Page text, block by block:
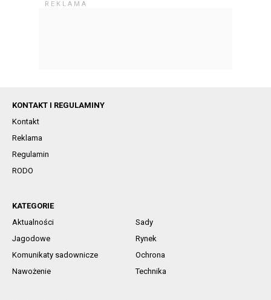
KONTAKT I REGULAMINY
Kontakt
Reklama
Regulamin
RODO
KATEGORIE
Aktualności
Sady
Jagodowe
Rynek
Komunikaty sadownicze
Ochrona
Nawożenie
Technika